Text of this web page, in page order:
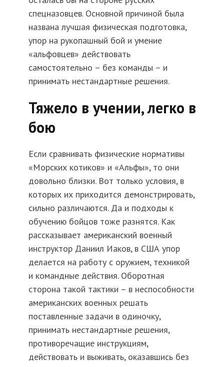
спецназовцев. Основной причиной была
названа лучшая физическая подготовка,
упор на рукопашный бой и умение
«альфовцев» действовать
самостоятельно – без команды – и
принимать нестандартные решения.
Тяжело в учении, легко в
бою
Если сравнивать физические нормативы
«Морских котиков» и «Альфы», то они
довольно близки. Вот только условия, в
которых их приходится демонстрировать,
сильно различаются. Да и подходы к
обучению бойцов тоже разнятся. Как
рассказывает американский военный
инструктор Даниил Иаков, в США упор
делается на работу с оружием, техникой
и командные действия. Оборотная
сторона такой тактики – в неспособности
американских военных решать
поставленные задачи в одиночку,
принимать нестандартные решения,
противоречащие инструкциям,
действовать и выживать, оказавшись без